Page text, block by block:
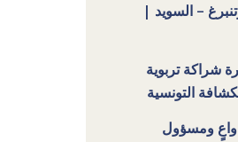
– السويد |
شراكة تربوية
التونسية